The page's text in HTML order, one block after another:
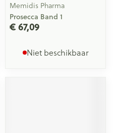
Memidis Pharma
Prosecca Band 1
€ 67,09
Niet beschikbaar